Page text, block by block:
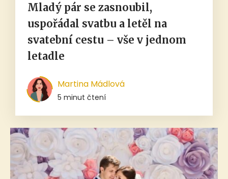
Mladý pár se zasnoubil,
uspořádal svatbu a letěl na
svatební cestu – vše v jednom
letadle
Martina Mádlová
5 minut čtení